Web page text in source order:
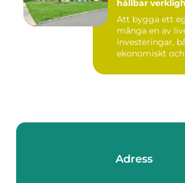
hållbar
Att bygga ett
många en av
investeringar,
ekonomiskt och
Adress